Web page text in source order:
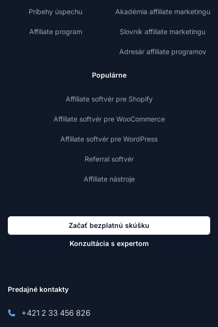
Príbehy úspechu
Affiliate program
Akadémia affiliate marketingu
Slovník affiliate marketingu
Adresár affiliate programov
Populárne
Affiliate softvér pre Shopify
Affiliate softvér pre WooCommerce
Affiliate softvér pre WordPress
Referral softvér
Affiliate nástroje
Začať bezplatnú skúšku
Konzultácia s expertom
Predajné kontakty
+421 2 33 456 826